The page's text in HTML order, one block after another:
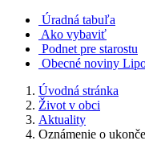
Úradná tabuľa
Ako vybaviť
Podnet pre starostu
Obecné noviny
Úvodná stránka
Život v obci
Aktuality
Oznámenie o